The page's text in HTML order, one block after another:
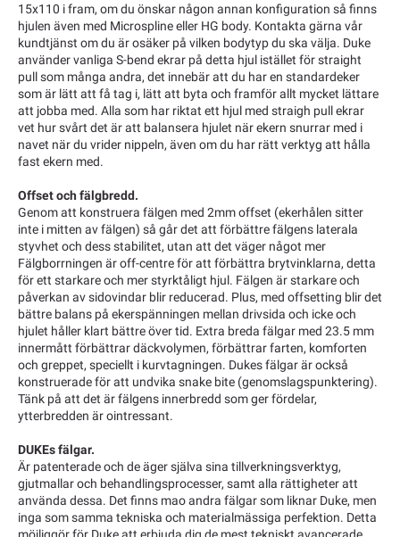
15x110 i fram, om du önskar någon annan konfiguration så finns
hjulen även med Microspline eller HG body. Kontakta gärna vår
kundtjänst om du är osäker på vilken bodytyp du ska välja. Duke
använder vanliga S-bend ekrar på detta hjul istället för straight
pull som många andra, det innebär att du har en standardeker
som är lätt att få tag i, lätt att byta och framför allt mycket lättare
att jobba med. Alla som har riktat ett hjul med straigh pull ekrar
vet hur svårt det är att balansera hjulet när ekern snurrar med i
navet när du vrider nippeln, även om du har rätt verktyg att hålla
fast ekern med.
Offset och fälgbredd.
Genom att konstruera fälgen med 2mm offset (ekerhålen sitter
inte i mitten av fälgen) så går det att förbättre fälgens laterala
styvhet och dess stabilitet, utan att det väger något mer
Fälgborrningen är off-centre för att förbättra brytvinklarna, detta
för ett starkare och mer styrktåligt hjul. Fälgen är starkare och
påverkan av sidovindar blir reducerad. Plus, med offsetting blir det
bättre balans på ekerspänningen mellan drivsida och icke och
hjulet håller klart bättre över tid. Extra breda fälgar med 23.5 mm
innermått förbättrar däckvolymen, förbättrar farten, komforten
och greppet, speciellt i kurvtagningen. Dukes fälgar är också
konstruerade för att undvika snake bite (genomslagspunktering).
Tänk på att det är fälgens innerbredd som ger fördelar,
ytterbredden är ointressant.
DUKEs fälgar.
Är patenterade och de äger själva sina tillverkningsverktyg,
gjutmallar och behandlingsprocesser, samt alla rättigheter att
använda dessa. Det finns mao andra fälgar som liknar Duke, men
inga som samma tekniska och materialmässiga perfektion. Detta
möjliggör för Duke att erbjuda dig de mest tekniskt avancerade